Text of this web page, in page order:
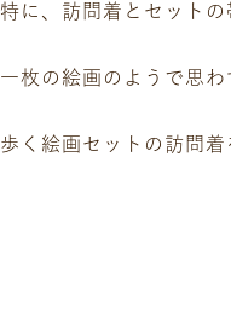
特に、訪問着とセット
一枚の絵画のようで思わ
歩く絵画セットの訪問着